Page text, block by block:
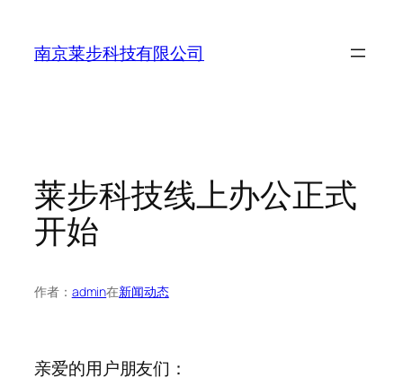
南京莱步科技有限公司
莱步科技线上办公正式
开始
作者： admin在新闻动态
亲爱的用户朋友们：